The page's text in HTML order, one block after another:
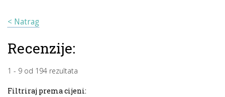
< Natrag
Recenzije:
1 - 9 od 194 rezultata
Filtriraj prema cijeni: